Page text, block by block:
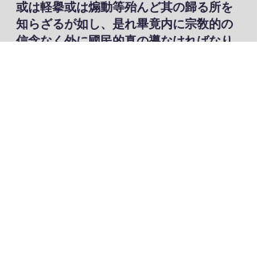
或は軽擧或は煽動等殆んど其の歸る所を
知らざるが如し、是れ畢竟内に宗敎的の
信念なく外に國民的真の導なければなり